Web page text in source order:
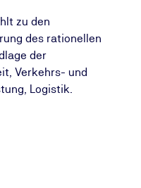
zu den
des rationellen
der
Verkehrs- und
Logistik.